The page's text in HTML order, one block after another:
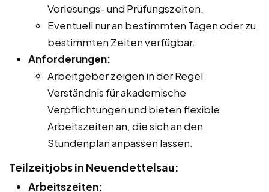
Vorlesungs- und Prüfungszeiten.
Eventuell nur an bestimmten Tagen oder zu
bestimmten Zeiten verfügbar.
Anforderungen:
Arbeitgeber zeigen in der Regel
Verständnis für akademische
Verpflichtungen und bieten flexible
Arbeitszeiten an, die sich an den
Stundenplan anpassen lassen.
Teilzeitjobs in Neuendettelsau:
Arbeitszeiten: